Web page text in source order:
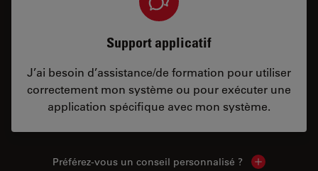
Support applicatif
J’ai besoin d’assistance/de formation pour utiliser
correctement mon système ou pour exécuter une
application spécifique avec mon système.
Préférez-vous un conseil personnalisé ? Show local